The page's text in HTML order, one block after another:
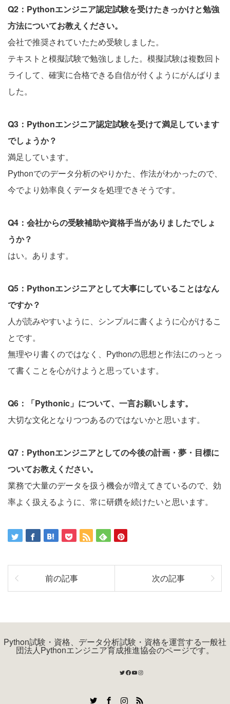
Q2：Pythonエンジニア認定試験を受けたきっかけと勉強
方法についてお教えください。
会社で推奨されていたため受験しました。
テキストと模擬試験で勉強しました。模擬試験は複数回ト
ライして、確実に合格できる自信が付くようにがんばりま
した。
Q3：Pythonエンジニア認定試験を受けて満足しています
でしょうか？
満足しています。
Pythonでのデータ分析のやりかた、作法がわかったので、
今でより効率良くデータを処理できそうです。
Q4：会社からの受験補助や資格手当がありましたでしょ
うか？
はい。あります。
Q5：Pythonエンジニアとして大事にしていることはなん
ですか？
人が読みやすいように、シンプルに書くように心がけるこ
とです。
無理やり書くのではなく、Pythonの思想と作法にのっとっ
て書くことを心がけようと思っています。
Q6：「Pythonic」について、一言お願いします。
大切な文化となりつつあるのではないかと思います。
Q7：Pythonエンジニアとしての今後の計画・夢・目標に
ついてお教えください。
業務で大量のデータを扱う機会が増えてきているので、効
率よく扱えるように、常に研鑽を続けたいと思います。
前の記事 次の記事
Python試験・資格、データ分析試験・資格を運営する一般社
団法人Pythonエンジニア育成推進協会のページです。
Twitter
Facebook
YouTube
Instagram
RSS